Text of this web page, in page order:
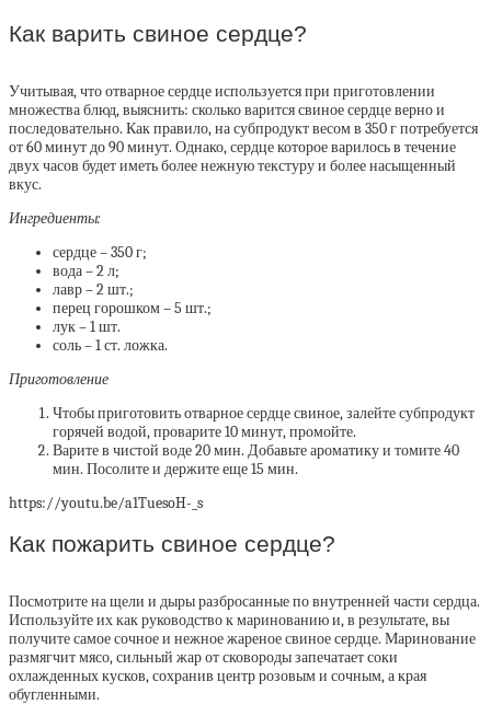
Как варить свиное сердце?
Учитывая, что отварное сердце используется при приготовлении
множества блюд, выяснить: сколько варится свиное сердце верно и
последовательно. Как правило, на субпродукт весом в 350 г потребуется
от 60 минут до 90 минут. Однако, сердце которое варилось в течение
двух часов будет иметь более нежную текстуру и более насыщенный
вкус.
Ингредиенты:
сердце – 350 г;
вода – 2 л;
лавр – 2 шт.;
перец горошком – 5 шт.;
лук – 1 шт.
соль – 1 ст. ложка.
Приготовление
Чтобы приготовить отварное сердце свиное, залейте субпродукт
горячей водой, проварите 10 минут, промойте.
Варите в чистой воде 20 мин. Добавьте ароматику и томите 40
мин. Посолите и держите еще 15 мин.
https://youtu.be/a1TuesoH-_s
Как пожарить свиное сердце?
Посмотрите на щели и дыры разбросанные по внутренней части сердца.
Используйте их как руководство к маринованию и, в результате, вы
получите самое сочное и нежное жареное свиное сердце. Маринование
размягчит мясо, сильный жар от сковороды запечатает соки
охлажденных кусков, сохранив центр розовым и сочным, а края
обугленными.